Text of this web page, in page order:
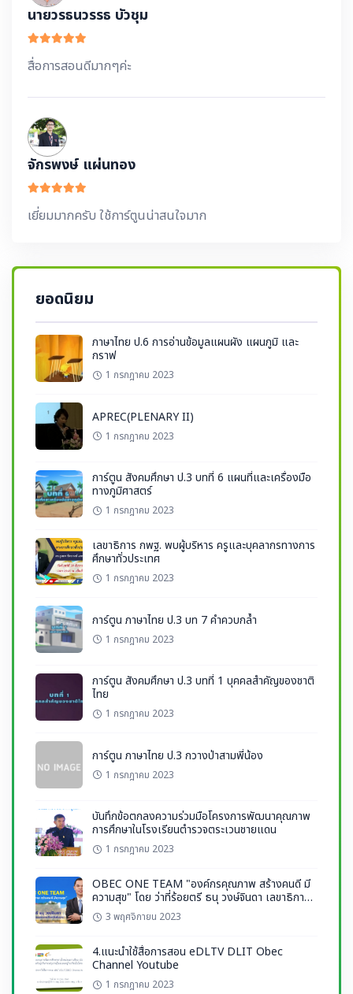
นายวรธนวรรธ บัวชุม
สื่อการสอนดีมากๆค่ะ
จักรพงษ์ แผ่นทอง
เยี่ยมมากครับ ใช้การ์ตูนน่าสนใจมาก
ยอดนิยม
ภาษาไทย ป.6 การอ่านข้อมูลแผนผัง แผนภูมิ และ
กราฟ
1 กรกฎาคม 2023
APREC(PLENARY II)
1 กรกฎาคม 2023
การ์ตูน สังคมศึกษา ป.3 บทที่ 6 แผนที่และเครื่องมือ
ทางภูมิศาสตร์
1 กรกฎาคม 2023
เลขาธิการ กพฐ. พบผู้บริหาร ครูและบุคลากรทางการ
ศึกษาทั่วประเทศ
1 กรกฎาคม 2023
การ์ตูน ภาษาไทย ป.3 บท 7 คำควบกล้ำ
1 กรกฎาคม 2023
การ์ตูน สังคมศึกษา ป.3 บทที่ 1 บุคคลสำคัญของชาติ
ไทย
1 กรกฎาคม 2023
การ์ตูน ภาษาไทย ป.3 กวางป่าสามพี่น้อง
1 กรกฎาคม 2023
บันทึกข้อตกลงความร่วมมือโครงการพัฒนาคุณภาพ
การศึกษาในโรงเรียนตำรวจตระเวนชายแดน
1 กรกฎาคม 2023
OBEC ONE TEAM "องค์กรคุณภาพ สร้างคนดี มี
ความสุข" โดย ว่าที่ร้อยตรี ธนุ วงษ์จินดา เลขาธิการ
กพฐ.3 พฤศจิกายน 2023
4.แนะนำใช้สื่อการสอน eDLTV DLIT Obec
Channel Youtube
1 กรกฎาคม 2023